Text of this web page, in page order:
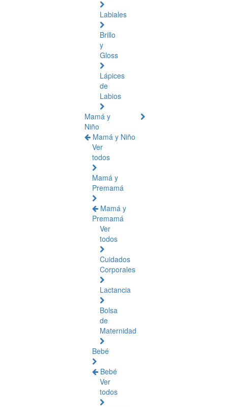
Labiales
Brillo
y
Gloss
Lápices
de
Labios
Mamá y
Niño
Mamá y Niño
Ver
todos
Mamá y
Premamá
Mamá y
Premamá
Ver
todos
Cuidados
Corporales
Lactancia
Bolsa
de
Maternidad
Bebé
Bebé
Ver
todos